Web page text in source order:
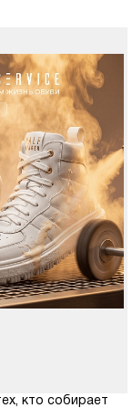
кто собирает